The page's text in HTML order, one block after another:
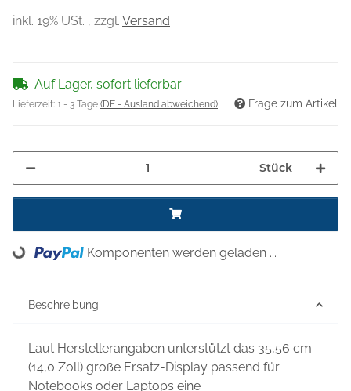
inkl. 19% USt. , zzgl. Versand
Auf Lager, sofort lieferbar
Lieferzeit: 1 - 3 Tage (DE - Ausland abweichend) Frage zum Artikel
Stück
Loading... Komponenten werden geladen ...
Beschreibung
Laut Herstellerangaben unterstützt das 35,56 cm
(14,0 Zoll) große Ersatz-Display passend für
Notebooks oder Laptops eine